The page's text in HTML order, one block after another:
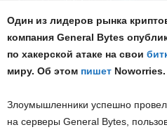
Один из лидеров рынка
компания General Bуtes
по хакерской атаке на свои
миру. Об этом пишет Noworries.
Злоумышленники успешно
на серверы General Bуtes,